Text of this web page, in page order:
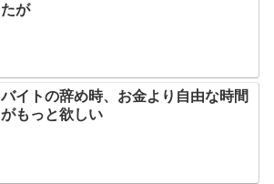
たが
バイトの辞め時、お金より自由な時間
がもっと欲しい